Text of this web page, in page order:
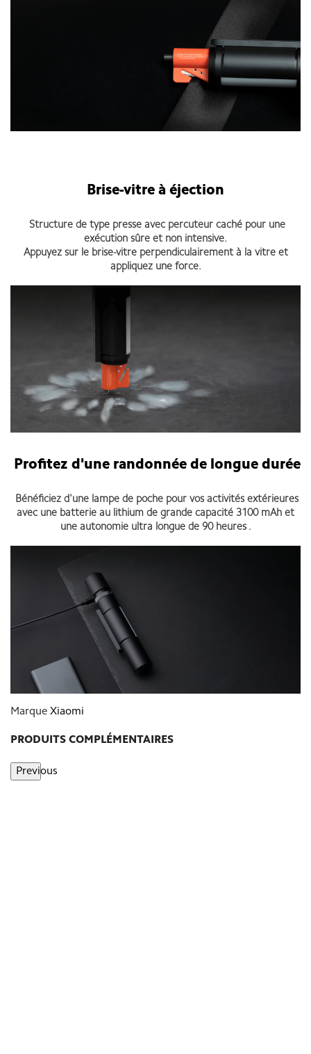
Brise-vitre à éjection
Structure de type presse avec percuteur caché pour une
exécution sûre et non intensive.
Appuyez sur le brise-vitre perpendiculairement à la vitre et
appliquez une force.
Profitez d'une randonnée de longue durée
Bénéficiez d'une lampe de poche pour vos activités extérieures
avec une batterie au lithium de grande capacité 3100 mAh et
une autonomie ultra longue de 90 heures .
Marque Xiaomi
PRODUITS COMPLÉMENTAIRES
Previous